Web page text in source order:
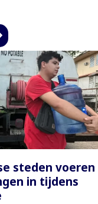
steden voeren
in tijdens